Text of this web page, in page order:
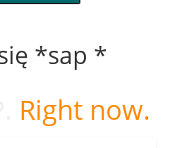
*sap *
Right now.